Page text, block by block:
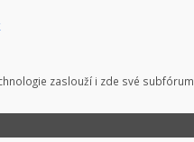
zaslouží i zde své subfórum,